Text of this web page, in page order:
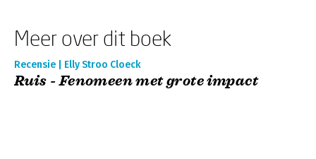
Meer over dit boek
Recensie | Elly Stroo Cloeck
Ruis - Fenomeen met grote impact